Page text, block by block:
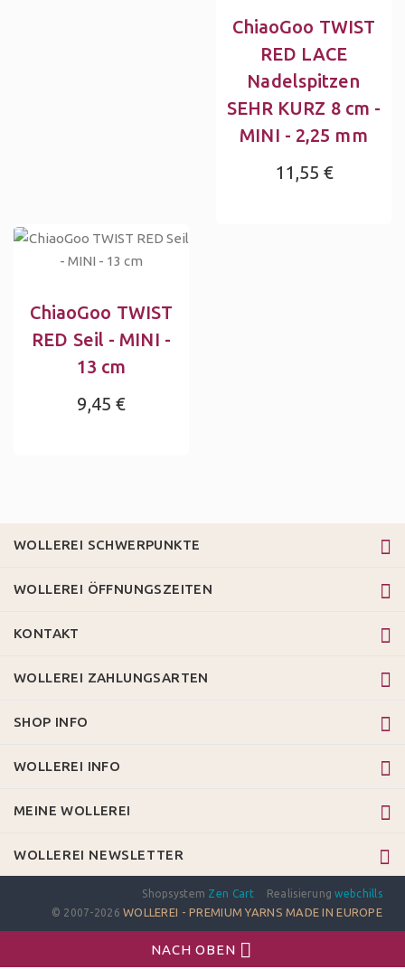
ChiaoGoo TWIST
RED LACE
Nadelspitzen
SEHR KURZ 8 cm -
MINI - 2,25 mm
11,55 €
ChiaoGoo TWIST
RED Seil - MINI -
13 cm
9,45 €
WOLLEREI SCHWERPUNKTE
WOLLEREI ÖFFNUNGSZEITEN
KONTAKT
WOLLEREI ZAHLUNGSARTEN
SHOP INFO
WOLLEREI INFO
MEINE WOLLEREI
WOLLEREI NEWSLETTER
Shopsystem Zen Cart Realisierungwebchills
© 2007-2026WOLLEREI - PREMIUM YARNS MADE IN EUROPE
NACH OBEN